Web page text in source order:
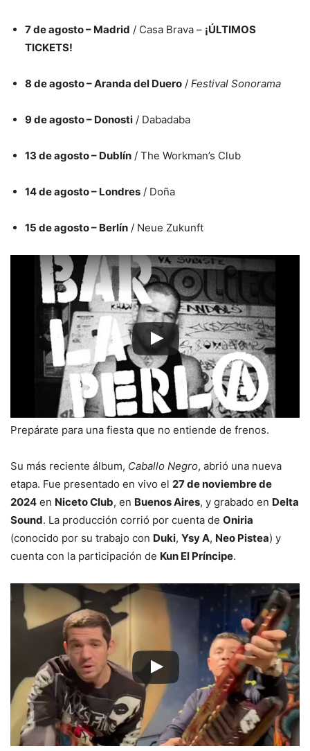
7 de agosto – Madrid / Casa Brava – ¡ÚLTIMOS
TICKETS!
8 de agosto – Aranda del Duero / Festival Sonorama
9 de agosto – Donosti / Dabadaba
13 de agosto – Dublín / The Workman’s Club
14 de agosto – Londres / Doña
15 de agosto – Berlín / Neue Zukunft
Prepárate para una fiesta que no entiende de frenos.
Su más reciente álbum, Caballo Negro, abrió una nueva
etapa. Fue presentado en vivo el 27 de noviembre de
2024 en Niceto Club, en Buenos Aires, y grabado en Delta
Sound. La producción corrió por cuenta de Oniria
(conocido por su trabajo con Duki, Ysy A, Neo Pistea) y
cuenta con la participación de Kun El Príncipe.